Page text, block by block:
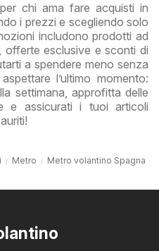
chi ama fare acquisti in
i prezzi e scegliendo solo
includono prodotti ad
esclusive e sconti di
a spendere meno senza
l’ultimo momento:
settimana, approfitta delle
e assicurati i tuoi articoli
Metro Metro volantino Spagna